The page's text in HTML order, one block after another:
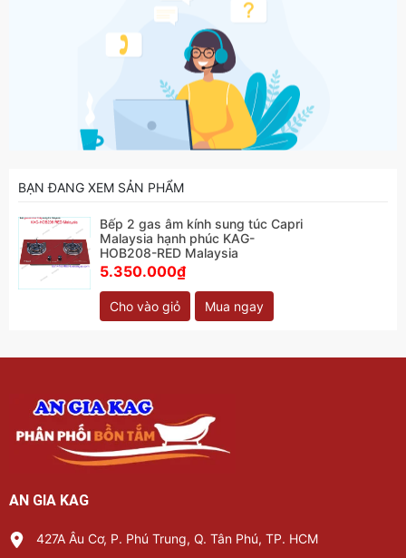
BẠN ĐANG XEM SẢN PHẨM
Bếp 2 gas âm kính sung túc Capri
Malaysia hạnh phúc KAG-
HOB208-RED Malaysia
5.350.000₫
Cho vào giỏ Mua ngay
AN GIA KAG
427A Âu Cơ, P. Phú Trung, Q. Tân Phú, TP. HCM